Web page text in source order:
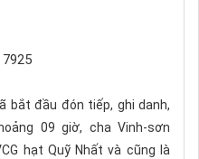
bắt đầu đón tiếp, ghi danh,
09 giờ, cha Vinh-sơn
hạt Quỹ Nhất và cũng là